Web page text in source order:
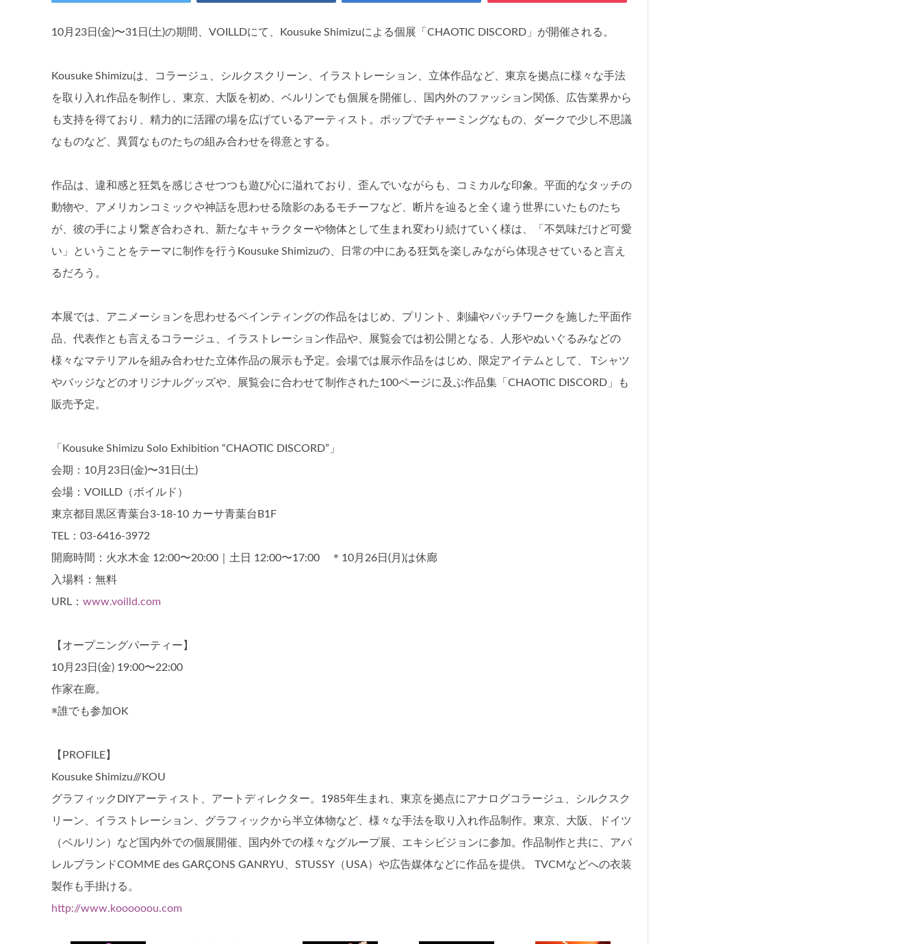
10月23日(金)〜31日(土)の期間、VOILLDにて、Kousuke Shimizuによる個展「CHAOTIC DISCORD」が開催される。
Kousuke Shimizuは、コラージュ、シルクスクリーン、イラストレーション、立体作品など、東京を拠点に様々な手法
を取り入れ作品を制作し、東京、大阪を初め、ベルリンでも個展を開催し、国内外のファッション関係、広告業界から
も支持を得ており、精力的に活躍の場を広げているアーティスト。ポップでチャーミングなもの、ダークで少し不思議
なものなど、異質なものたちの組み合わせを得意とする。
作品は、違和感と狂気を感じさせつつも遊び心に溢れており、歪んでいながらも、コミカルな印象。平面的なタッチの
動物や、アメリカンコミックや神話を思わせる陰影のあるモチーフなど、断片を辿ると全く違う世界にいたものたち
が、彼の手により繋ぎ合わされ、新たなキャラクターや物体として生まれ変わり続けていく様は、「不気味だけど可愛
い」ということをテーマに制作を行うKousuke Shimizuの、日常の中にある狂気を楽しみながら体現させていると言え
るだろう。
本展では、アニメーションを思わせるペインティングの作品をはじめ、プリント、刺繍やパッチワークを施した平面作
品、代表作とも言えるコラージュ、イラストレーション作品や、展覧会では初公開となる、人形やぬいぐるみなどの
様々なマテリアルを組み合わせた立体作品の展示も予定。会場では展示作品をはじめ、限定アイテムとして、 Tシャツ
やバッジなどのオリジナルグッズや、展覧会に合わせて制作された100ページに及ぶ作品集「CHAOTIC DISCORD」も
販売予定。
「Kousuke Shimizu Solo Exhibition “CHAOTIC DISCORD”」
会期：10月23日(金)〜31日(土)
会場：VOILLD（ボイルド）
東京都目黒区青葉台3-18-10 カーサ青葉台B1F
TEL：03-6416-3972
開廊時間：火水木金 12:00〜20:00｜土日 12:00〜17:00 ＊10月26日(月)は休廊
入場料：無料
URL： www.voilld.com
【オープニングパーティー】
10月23日(金) 19:00〜22:00
作家在廊。
※誰でも参加OK
【PROFILE】
Kousuke Shimizu///KOU
グラフィックDIYアーティスト、アートディレクター。1985年生まれ、東京を拠点にアナログコラージュ、シルクスク
リーン、イラストレーション、グラフィックから半立体物など、様々な手法を取り入れ作品制作。東京、大阪、ドイツ
（ベルリン）など国内外での個展開催、国内外での様々なグループ展、エキシビジョンに参加。作品制作と共に、アパ
レルブランドCOMME des GARÇONS GANRYU、STUSSY（USA）や広告媒体などに作品を提供。 TVCMなどへの衣装
製作も手掛ける。
http://www.koooooou.com